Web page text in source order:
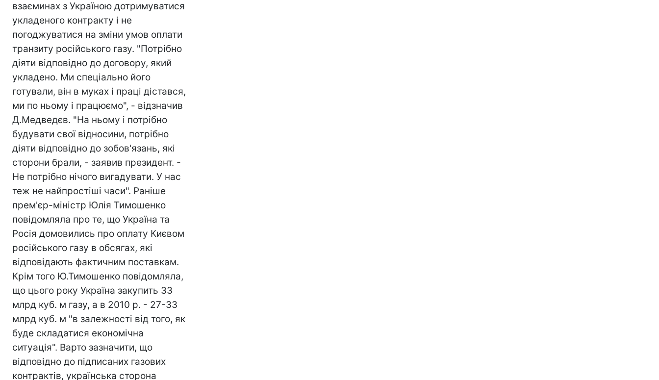
взаєминах з Україною дотримуватися
укладеного контракту і не
погоджуватися на зміни умов оплати
транзиту російського газу. "Потрібно
діяти відповідно до договору, який
укладено. Ми спеціально його
готували, він в муках і праці дістався,
ми по ньому і працюємо", - відзначив
Д.Медведєв. "На ньому і потрібно
будувати свої відносини, потрібно
діяти відповідно до зобов'язань, які
сторони брали, - заявив президент. -
Не потрібно нічого вигадувати. У нас
теж не найпростіші часи". Раніше
прем'єр-міністр Юлія Тимошенко
повідомляла про те, що Україна та
Росія домовились про оплату Києвом
російського газу в обсягах, які
відповідають фактичним поставкам.
Крім того Ю.Тимошенко повідомляла,
що цього року Україна закупить 33
млрд куб. м газу, а в 2010 р. - 27-33
млрд куб. м "в залежності від того, як
буде складатися економічна
ситуація". Варто зазначити, що
відповідно до підписаних газових
контрактів, українська сторона